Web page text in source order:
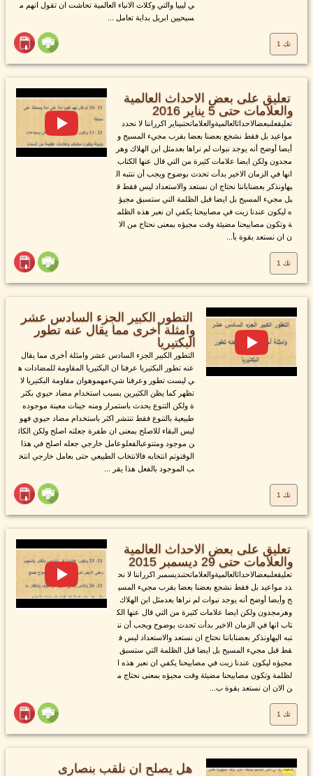
ي ليبيا والتي وكلات الانباء العالمية تحاشت ان تقول انهم م
سيحيين ابريل بداية تعامل ...
تك 1
تعليق على بعض الاحداث العالمية
والعلامات حتى 5 يناير 2016
تعليقعلىبعضالاحداثالعالميةوالعلاماتحتىيناير اكرراننا لا نحدد
مواعيد بل فقط نشجع بعضنا بعضا بقرب مجيء المسيح و
أيضا أوضح أنه يوجد نبوات لم نراها بعدمثل ابن الهلاك وهر
مجدون ولكن ايضا علامات كثيرة من التي قال عنها الكتاب
انها في الزمان الاخير بدأت تحدث بوضوح ويجب أن ننتبه ال
يهاونذكر بعضناباننا نحتاج ان نستعد والاستعداد ليس فقط ق
بل مجيء المسيح بل ايضا قبل الظلمة التي ستسبق مجيؤ
ه ليكون عندنا زيت في مصابيحنا يكفي ان نعبر هذه الظلم
ة وتكون مصابيحنا مضيئة وقت مجيؤه بمعنى نحتاج من الا
ن ان نستعد بقوة بأ...
تك 1
التطور الكبير الجزء السادس عشر
وامثلة أخرى مما يقال عنه تطور
البكتيريا
التطور الكبير الجزء السادس عشر وامثلة أخرى مما يقال
عنه تطور البكتيريا عرفنا ان البكتيريا المقاومة للمضادات ه
ي ليست تطور وعرفنا شيءمهموهوان مقاومة البكتيريا لا
تظهر كما يظن الكثيرين بسبب استخدام مضاد حيوي بكثر
ة ولكن التنوع يحدث باستمرار ومنه جينات معينة موجوده
طبيعية بالتنوع فقط تنتشر اكثر باستخدام مضاد حيوي فهو
ليس البقاء للاصلح بمعنى ان طفرة جعلته اصلح ولكن الكائ
ن موجود ومتنوعبالفعلوعامل خارجي جعله اصلح في هذا
الوقتوتم انتخابه فالانتخاب الطبيعي حتى بعامل خارجي انتخ
ب الموجود بالفعل هذا يقر ...
تك 1
تعليق على بعض الاحداث العالمية
والعلامات حتى 29 ديسمبر 2015
تعليقعلىبعضالاحداثالعالميةوالعلاماتحتىديسمبر اكرراننا لا نح
دد مواعيد بل فقط نشجع بعضنا بعضا بقرب مجيء المسي
ح وأيضا أوضح أنه يوجد نبوات لم نراها بعدمثل ابن الهلاك
وهرمجدون ولكن ايضا علامات كثيرة من التي قال عنها الك
تاب انها في الزمان الاخير بدأت تحدث بوضوح ويجب أن نن
تبه اليهاونذكر بعضناباننا نحتاج ان نستعد والاستعداد ليس ف
قط قبل مجيء المسيح بل ايضا قبل الظلمة التي ستسبق
مجيؤه ليكون عندنا زيت في مصابيحنا يكفي ان نعبر هذه ا
لظلمة وتكون مصابيحنا مضيئة وقت مجيؤه بمعنى نحتاج م
ن الان ان نستعد بقوة ب...
تك 1
هل يصلح ان نلقب بنصارى